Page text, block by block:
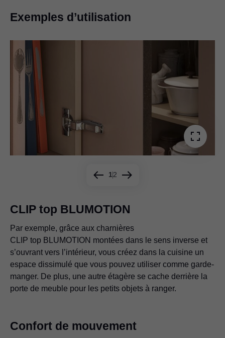
Exemples d’utilisation
12
CLIP top BLUMOTION
Par exemple, grâce aux charnières
CLIP top BLUMOTION montées dans le sens inverse et
s’ouvrant vers l’intérieur, vous créez dans la cuisine un
espace dissimulé que vous pouvez utiliser comme garde-
manger. De plus, une autre étagère se cache derrière la
porte de meuble pour les petits objets à ranger.
L’espace de rangement dissimulé peut également être
réalisé avec des charnières COMPACT BLUMOTION –
par exemple dans les zones d’angle. Comme aucune
étagère latérale supplémentaire n’est nécessaire,
l’espace disponible peut être planifié de manière flexible
et utilisé particulièrement efficacement.
Confort de mouvement